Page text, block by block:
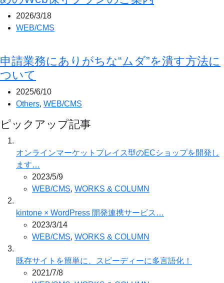
2026/3/18
WEB/CMS
申請業務にありがちな“ムダ”を潰す方法に
ついて
2025/6/10
Others, WEB/CMS
ピックアップ記事
オンラインマーケットプレイス型のECショップを開発し
ます…
2023/5/9
WEB/CMS, WORKS & COLUMN
kintone × WordPress 開発連携サービス…
2023/3/14
WEB/CMS, WORKS & COLUMN
既存サイトを簡単に、スピーディーに多言語化！
2021/7/8